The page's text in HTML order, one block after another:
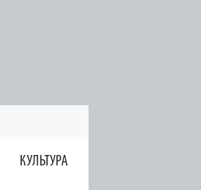
КУЛЬТУРА